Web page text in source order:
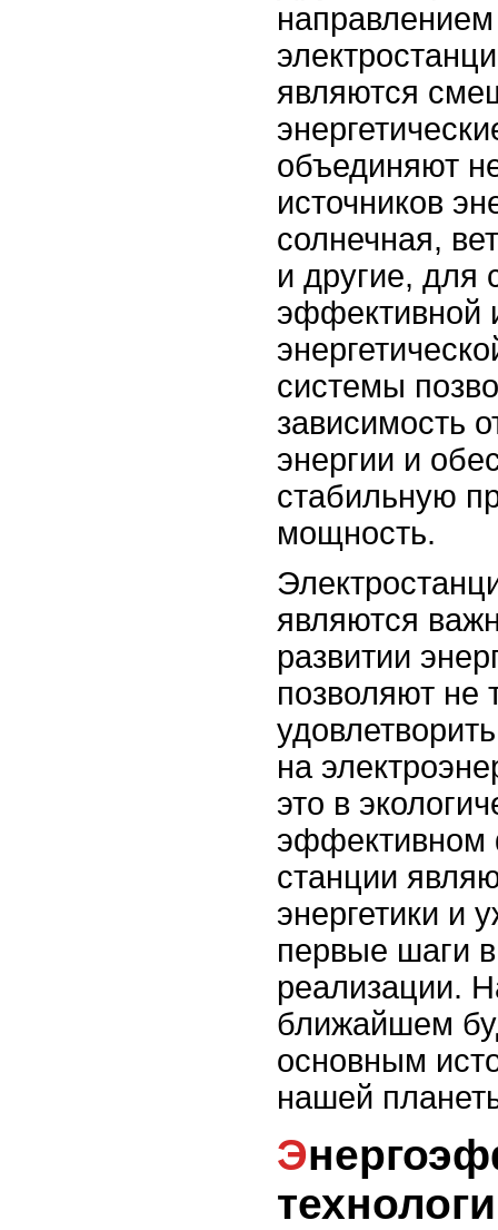
являются
объединяют
источников
солнечная,
и другие, для
эффективной
системы
зависимость
энергии и
стабильную
мощность.
являются
развитии
позволяют не
на
это в
эффективном
станции
энергетики и
первые шаги
реализации.
ближайшем
основным
нашей
Энергоэффективные